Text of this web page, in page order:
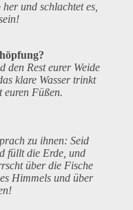
und schlachtet es,
den Rest eurer Weide
klare Wasser trinkt
euren Füßen.
zu ihnen: Seid
füllt die Erde, und
über die Fische
Himmels und über